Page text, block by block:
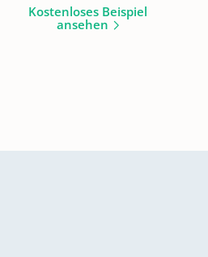
Kostenloses Beispiel
ansehen